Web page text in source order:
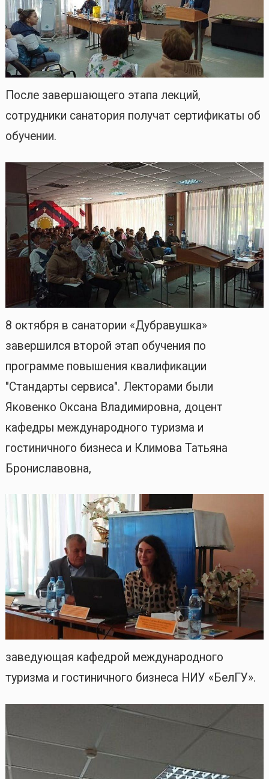
После завершающего этапа лекций,
сотрудники санатория получат сертификаты об
обучении.
8 октября в санатории «Дубравушка»
завершился второй этап обучения по
программе повышения квалификации
"Стандарты сервиса". Лекторами были
Яковенко Оксана Владимировна, доцент
кафедры международного туризма и
гостиничного бизнеса и Климова Татьяна
Брониславовна,
заведующая кафедрой международного
туризма и гостиничного бизнеса НИУ «БелГУ».